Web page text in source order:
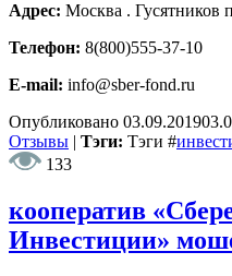
Адрес: Москва . Гусятников
Телефон: 8(800)555-37-10
E-mail: info@sber-fond.ru
Опубликовано 03.09.2019
Отзывы | Тэги: Тэги #
133
кооператив
Инвестиции»